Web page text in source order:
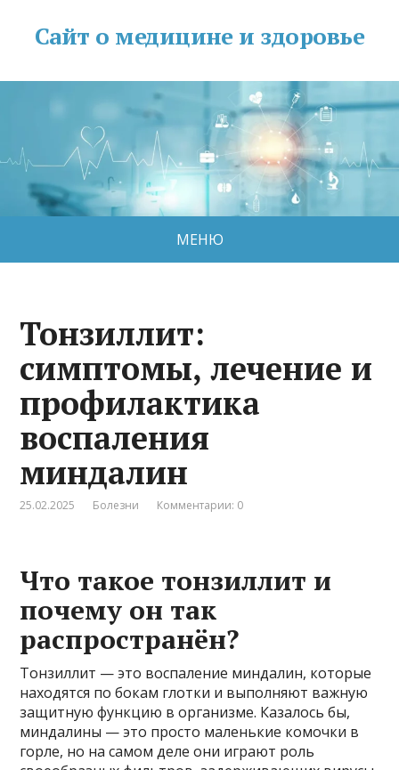
Сайт о медицине и здоровье
МЕНЮ
Тонзиллит:
симптомы, лечение и
профилактика
воспаления
миндалин
25.02.2025 Болезни Комментарии: 0
Что такое тонзиллит и
почему он так
распространён?
Тонзиллит — это воспаление миндалин, которые
находятся по бокам глотки и выполняют важную
защитную функцию в организме. Казалось бы,
миндалины — это просто маленькие комочки в
горле, но на самом деле они играют роль